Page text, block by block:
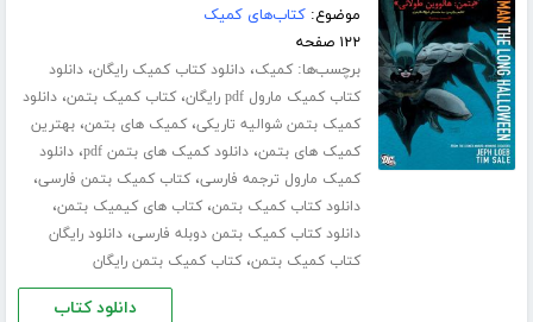
موضوع:کتاب‌های کمیک
۱۲۲ صفحه
برچسب‌ها:کمیک،دانلود کتاب کمیک رایگان،دانلود
کتاب کمیک مارول pdf رایگان
،کتاب کمیک بتمن،دانلود
کمیک بتمن شوالیه تاریکی،کمیک های بتمن،بهترین
کمیک های بتمن،دانلود کمیک های بتمن pdf ،دانلود
کمیک مارول ترجمه فارسی،کتاب کمیک بتمن فارسی،
دانلود کتاب کمیک بتمن،کتاب های کیمیک بتمن،
دانلود کتاب کمیک بتمن دوبله فارسی،دانلود رایگان
کتاب کمیک بتمن،کتاب کمیک بتمن رایگان
دانلود کتاب